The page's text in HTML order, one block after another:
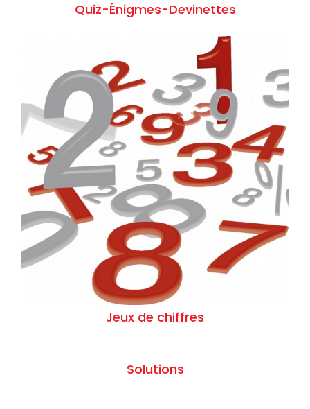
Quiz-Énigmes-Devinettes
Jeux de chiffres
Solutions